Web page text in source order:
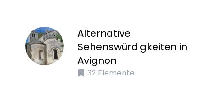
Alternative
Sehenswürdigkeiten in
Avignon
32 Elemente